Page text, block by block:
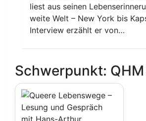
liest aus seinen
weite Welt – New York bis
Interview erzählt er von…
Schwerpunkt: QHM